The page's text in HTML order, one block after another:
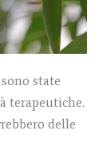
state
terapeutiche.
delle